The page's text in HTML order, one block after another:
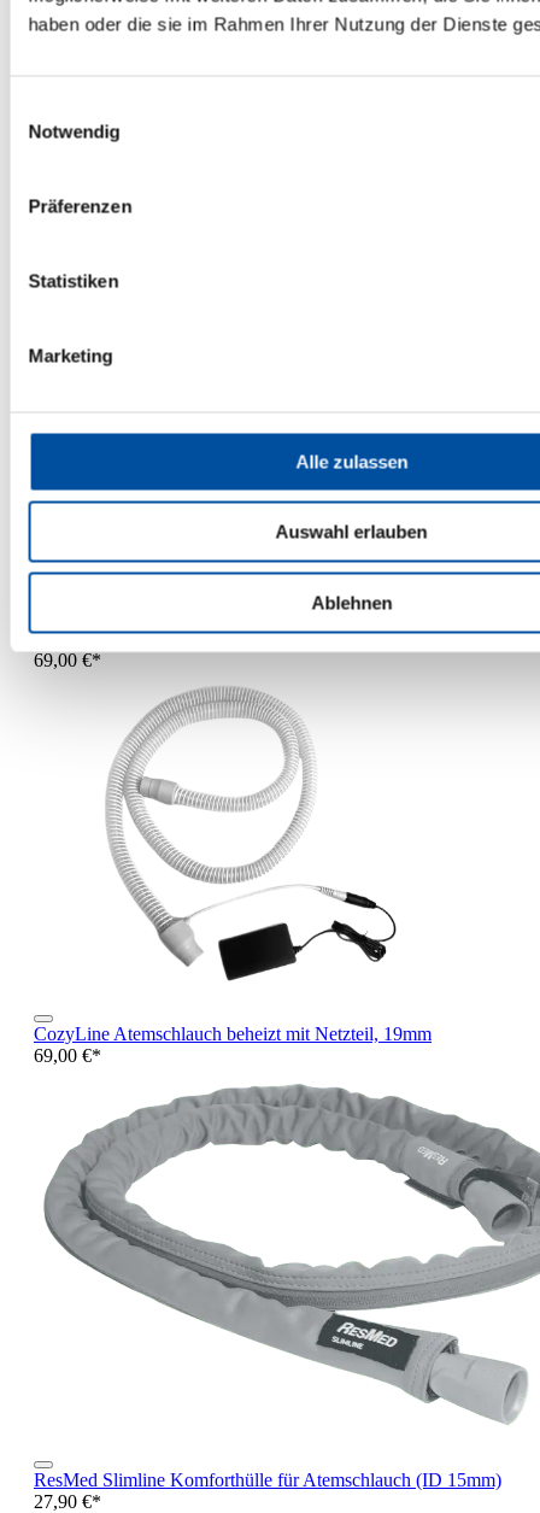
haben oder die sie im Rahmen Ihrer Nutzung der Dienste
Notwendig
Präferenzen
Statistiken
Marketing
Alle zulassen
Auswahl erlauben
Ablehnen
CozyLine Atemschlauch beheizt mit Netzteil, 15mm
69,00 €*
CozyLine Atemschlauch beheizt mit Netzteil, 19mm
69,00 €*
ResMed Slimline Komforthülle für Atemschlauch (ID 15mm)
27,90 €*